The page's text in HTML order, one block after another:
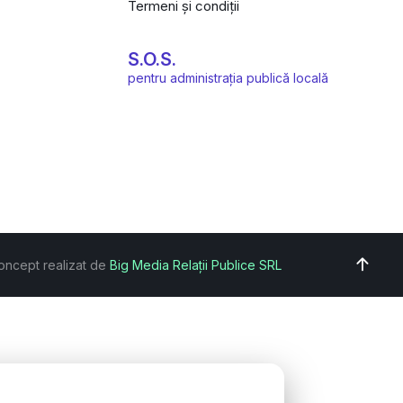
Termeni și condiții
S.O.S.
pentru administrația publică locală
realizat de Big Media Relații Publice SRL